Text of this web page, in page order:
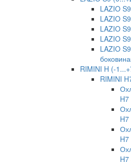
LAZIO
LAZIO
LAZIO
LAZIO
LAZIO
RIMINI H (-
RIMINI
H7
H7
H7
H7